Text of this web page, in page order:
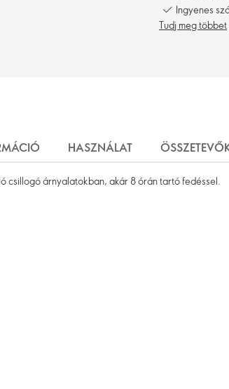
Ingyenes
Tudj meg többet
HASZNÁLAT
csillogó árnyalatokban, akár 8 órán tartó fedéssel.